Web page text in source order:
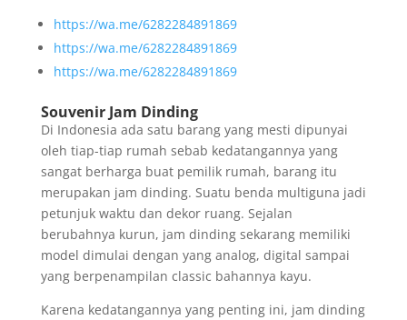
https://wa.me/6282284891869
https://wa.me/6282284891869
https://wa.me/6282284891869
Souvenir Jam Dinding
Di Indonesia ada satu barang yang mesti dipunyai
oleh tiap-tiap rumah sebab kedatangannya yang
sangat berharga buat pemilik rumah, barang itu
merupakan jam dinding. Suatu benda multiguna jadi
petunjuk waktu dan dekor ruang. Sejalan
berubahnya kurun, jam dinding sekarang memiliki
model dimulai dengan yang analog, digital sampai
yang berpenampilan classic bahannya kayu.
Karena kedatangannya yang penting ini, jam dinding